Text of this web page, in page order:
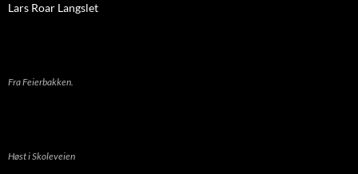
Lars Roar Langslet
Fra Feierbakken.
Høst i Skoleveien